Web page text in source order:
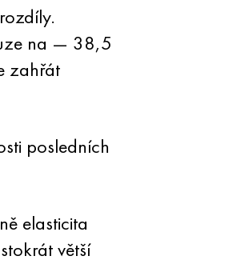
na — 38,5
zahřát
posledních
elasticita
větší